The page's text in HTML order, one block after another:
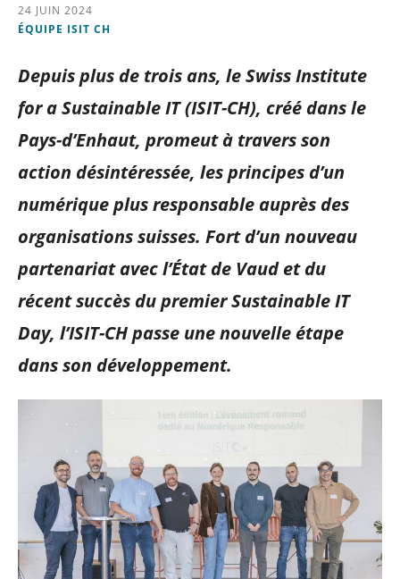
24 JUIN 2024
ÉQUIPE ISIT CH
Depuis plus de trois ans, le Swiss Institute
for a Sustainable IT (ISIT-CH), créé dans le
Pays-d’Enhaut, promeut à travers son
action désintéressée, les principes d’un
numérique plus responsable auprès des
organisations suisses. Fort d’un nouveau
partenariat avec l’État de Vaud et du
récent succès du premier Sustainable IT
Day, l’ISIT-CH passe une nouvelle étape
dans son développement.